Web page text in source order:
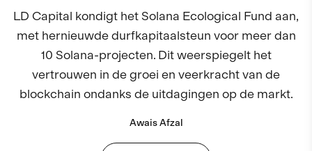
LD Capital kondigt het Solana Ecological Fund aan,
met hernieuwde durfkapitaalsteun voor meer dan
10 Solana-projecten. Dit weerspiegelt het
vertrouwen in de groei en veerkracht van de
blockchain ondanks de uitdagingen op de markt.
Awais Afzal